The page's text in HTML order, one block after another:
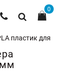
0
пластик для 3D